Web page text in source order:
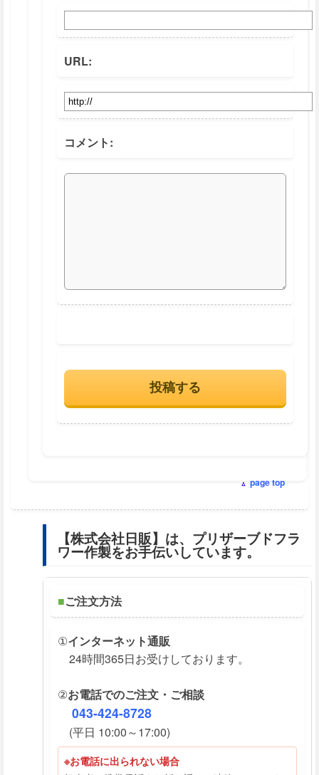
URL:
コメント:
page top
【株式会社日販】は、プリザーブドフラ
ワー作製をお手伝いしています。
■ご注文方法
①インターネット通販
24時間365日お受けしております。
②お電話でのご注文・ご相談
043-424-8728
(平日 10:00～17:00)
※お電話に出られない場合